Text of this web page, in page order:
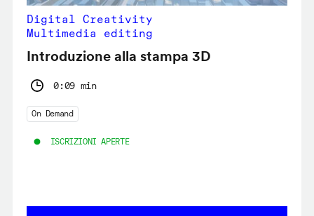
Digital Creativity
Multimedia editing
Introduzione alla stampa 3D
0:09 min
On Demand
ISCRIZIONI APERTE